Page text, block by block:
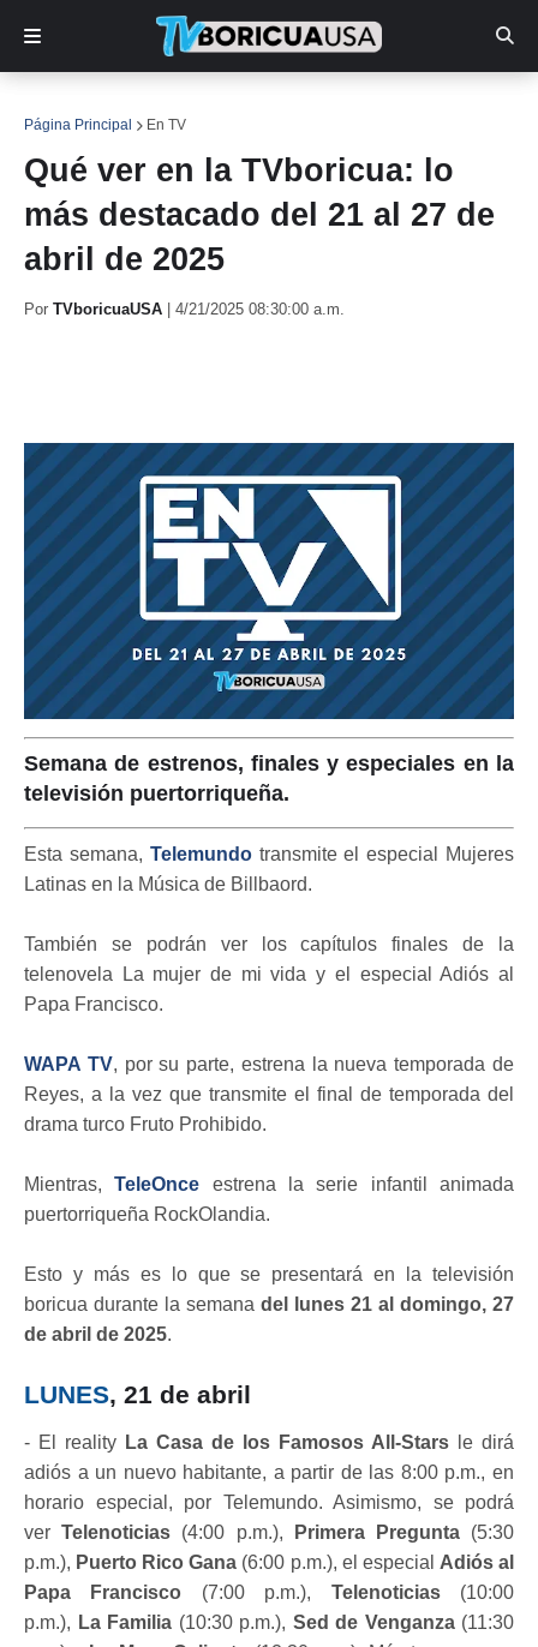
Página Principal En TV
Qué ver en la TVboricua: lo
más destacado del 21 al 27 de
abril de 2025
Por TVboricuaUSA 4/21/2025 08:30:00 a.m.
Semana de estrenos, finales y especiales en la
televisión puertorriqueña.
Esta semana, Telemundotransmite el especial Mujeres
Latinas en la Música de Billbaord.
También se podrán ver los capítulos finales de la
telenovela La mujer de mi vida y el especial Adiós al
Papa Francisco.
WAPA TV, por su parte, estrena la nueva temporada de
Reyes, a la vez que transmite el final de temporada del
drama turco Fruto Prohibido.
Mientras,TeleOnce estrena la serie infantil animada
puertorriqueña RockOlandia.
Esto y más es lo que se presentará en la televisión
boricua durante la semana del lunes 21 al domingo, 27
de abril de 2025.
LUNES, 21 de abril
- El reality La Casa de los Famosos All-Stars le dirá
adiós a un nuevo habitante, a partir de las 8:00 p.m., en
horario especial, por Telemundo. Asimismo, se podrá
verTelenoticias (4:00 p.m.), Primera Pregunta(5:30
p.m.), Puerto Rico Gana (6:00 p.m.), el especial Adiós al
Papa Francisco (7:00 p.m.), Telenoticias(10:00
p.m.), La Familia (10:30 p.m.), Sed de Venganza(11:30